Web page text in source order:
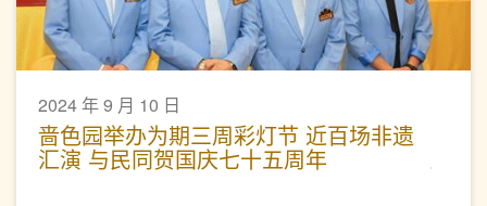
2024 年 9 月 10 日
啬色园举办为期三周彩灯节 近百场非遗
汇演 与民同贺国庆七十五周年